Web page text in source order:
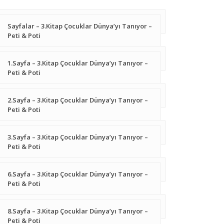
Sayfalar – 3.Kitap Çocuklar Dünya’yı Tanıyor –
Peti & Poti
1.Sayfa – 3.Kitap Çocuklar Dünya’yı Tanıyor –
Peti & Poti
2.Sayfa – 3.Kitap Çocuklar Dünya’yı Tanıyor –
Peti & Poti
3.Sayfa – 3.Kitap Çocuklar Dünya’yı Tanıyor –
Peti & Poti
6.Sayfa – 3.Kitap Çocuklar Dünya’yı Tanıyor –
Peti & Poti
8.Sayfa – 3.Kitap Çocuklar Dünya’yı Tanıyor –
Peti & Poti